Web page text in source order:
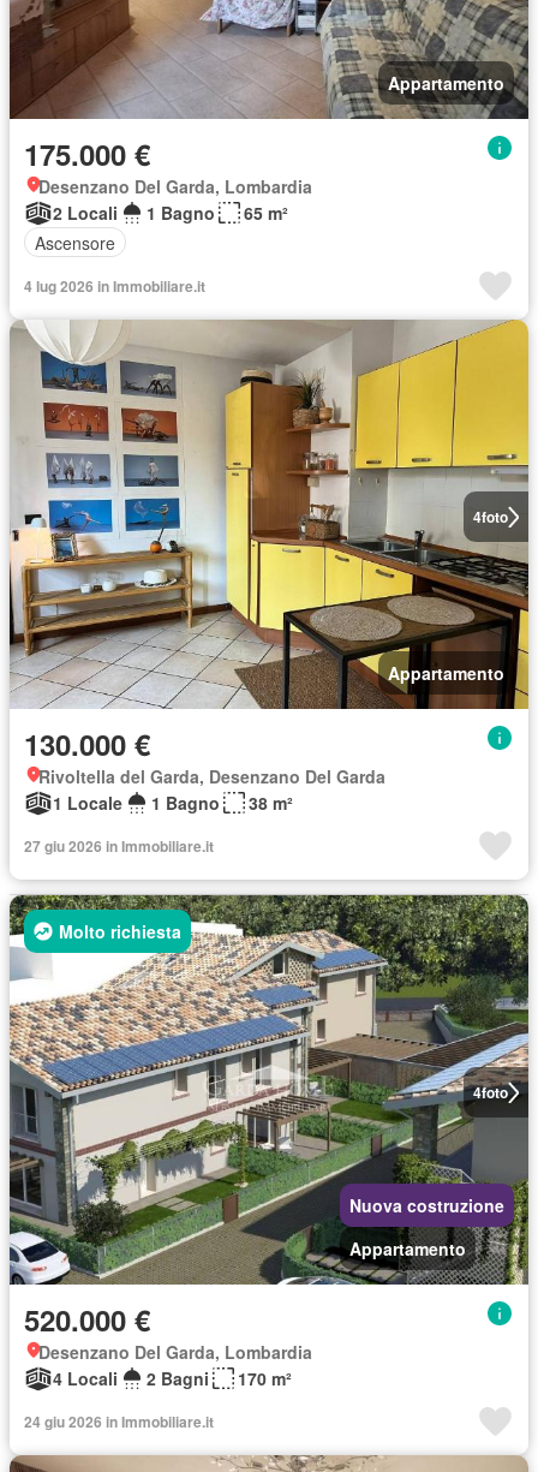
Appartamento
175.000 €
Desenzano Del Garda, Lombardia
2 Locali
1 Bagno
65 m²
Ascensore
4 lug 2026 in Immobiliare.it
4foto
Appartamento
130.000 €
Rivoltella del Garda, Desenzano Del Garda
1 Locale
1 Bagno 38 m²
27 giu 2026 in Immobiliare.it
4foto
Molto richiesta
Nuova costruzione
Appartamento
520.000 €
Desenzano Del Garda, Lombardia
4 Locali
2 Bagni 170 m²
24 giu 2026 in Immobiliare.it